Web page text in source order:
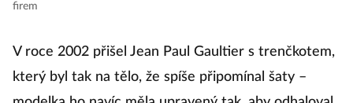
firem
V roce 2002 přišel Jean Paul Gaultier s trenčkotem,
který byl tak na tělo, že spíše připomínal šaty –